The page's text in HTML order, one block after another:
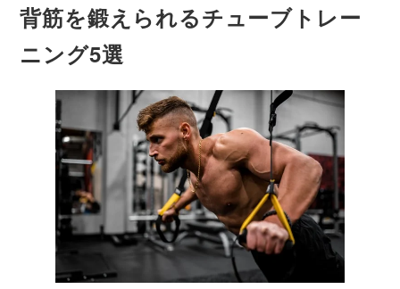
背筋を鍛えられるチューブトレー
ニング5選